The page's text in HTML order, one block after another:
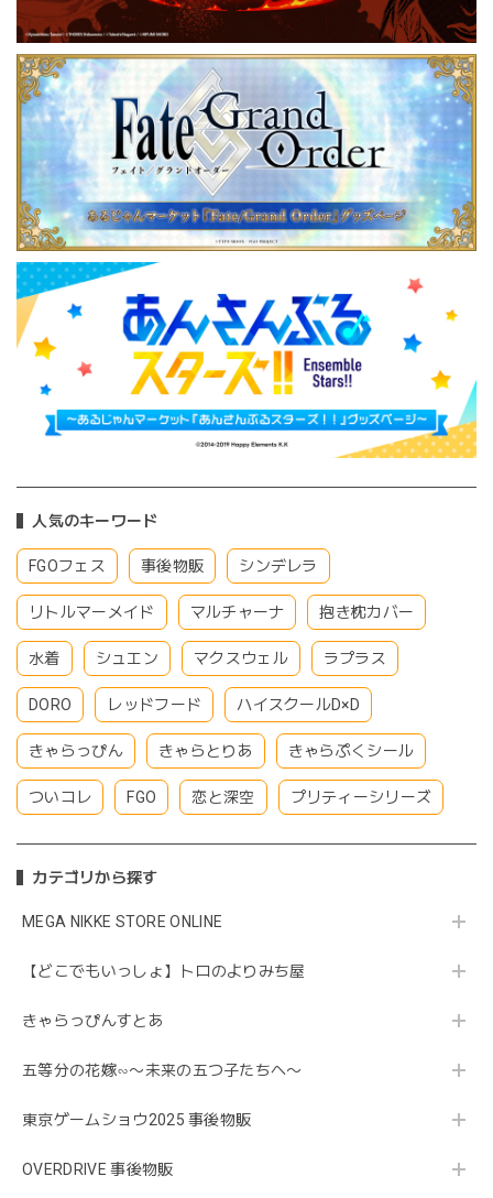
人気のキーワード
FGOフェス 事後物販 シンデレラ
リトルマーメイド マルチャーナ 抱き枕カバー
水着 シュエン マクスウェル ラプラス
DORO レッドフード ハイスクールD×D
きゃらっぴん きゃらとりあ きゃらぷくシール
ついコレ FGO 恋と深空 プリティーシリーズ
カテゴリから探す
MEGA NIKKE STORE ONLINE
【どこでもいっしょ】トロのよりみち屋
きゃらっぴんすとあ
五等分の花嫁∽〜未来の五つ子たちへ〜
東京ゲームショウ2025 事後物販
OVERDRIVE 事後物販